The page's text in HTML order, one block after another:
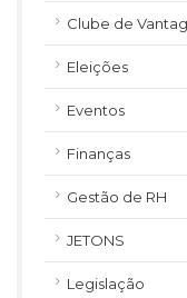
Clube de
Eleições
Eventos
Finanças
Gestão de RH
JETONS
Legislação